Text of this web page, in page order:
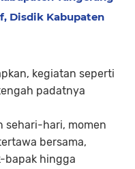
Disdik Kabupaten
kegiatan seperti
padatnya
sehari-hari, momen
bersama,
bapak hingga